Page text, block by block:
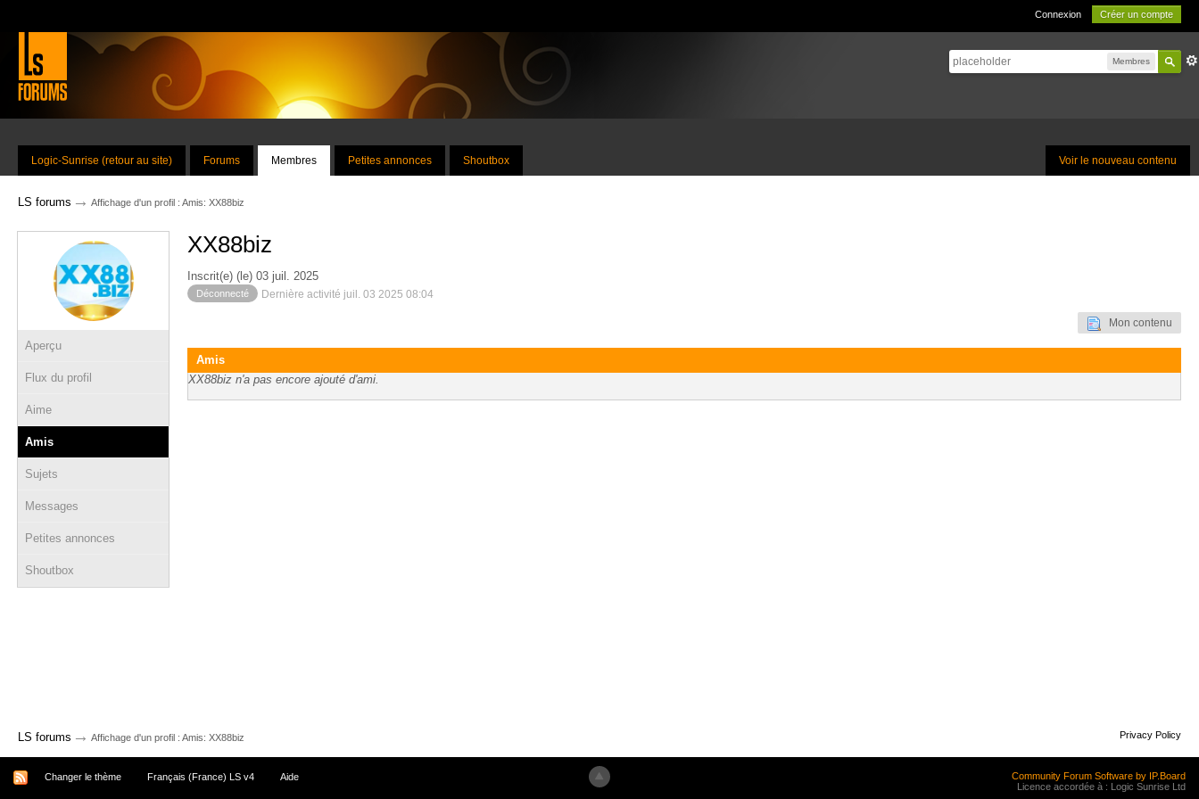
Connexion Créer un compte
Membres
Voir le nouveau contenu
Logic-Sunrise (retour au site) Forums Membres Petites annonces Shoutbox
LS forums → Affichage d'un profil : Amis: XX88biz
Aperçu
Flux du profil
Aime
Amis
Sujets
Messages
Petites annonces
Shoutbox
XX88biz
Inscrit(e) (le) 03 juil. 2025
Déconnecté Dernière activité juil. 03 2025 08:04
Mon contenu
Amis
XX88biz n'a pas encore ajouté d'ami.
LS forums → Affichage d'un profil : Amis: XX88biz Privacy Policy
Changer le thème Français (France) LS v4 Aide
Community Forum Software by IP.Board
Licence accordée à : Logic Sunrise Ltd